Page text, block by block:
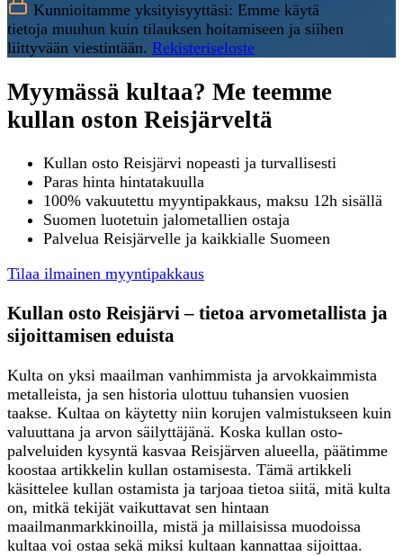
Kunnioitamme yksityisyyttäsi: Emme käytä
tietoja muuhun kuin tilauksen hoitamiseen ja siihen
liittyvään viestintään. Rekisteriseloste
Myymässä kultaa? Me teemme
kullan oston Reisjärveltä
Kullan osto Reisjärvi nopeasti ja turvallisesti
Paras hinta hintatakuulla
100% vakuutettu myyntipakkaus, maksu 12h sisällä
Suomen luotetuin jalometallien ostaja
Palvelua Reisjärvelle ja kaikkialle Suomeen
Tilaa ilmainen myyntipakkaus
Kullan osto Reisjärvi – tietoa arvometallista ja
sijoittamisen eduista
Kulta on yksi maailman vanhimmista ja arvokkaimmista
metalleista, ja sen historia ulottuu tuhansien vuosien
taakse. Kultaa on käytetty niin korujen valmistukseen kuin
valuuttana ja arvon säilyttäjänä. Koska kullan osto-
palveluiden kysyntä kasvaa Reisjärven alueella, päätimme
koostaa artikkelin kullan ostamisesta. Tämä artikkeli
käsittelee kullan ostamista ja tarjoaa tietoa siitä, mitä kulta
on, mitkä tekijät vaikuttavat sen hintaan
maailmanmarkkinoilla, mistä ja millaisissa muodoissa
kultaa voi ostaa sekä miksi kultaan kannattaa sijoittaa.